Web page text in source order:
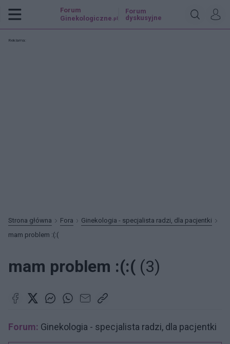
Forum
Ginekologiczne .pl
Forum
dyskusyjne
Reklama:
Strona główna Fora
Ginekologia - specjalista radzi, dla pacjentki
mam problem :(:(
mam problem :(:( (3)
Forum: Ginekologia - specjalista radzi, dla pacjentki